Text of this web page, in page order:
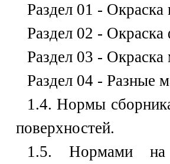
Раздел 01 -
Раздел 02 - Окраска
Раздел 03 - Окраска
Раздел 04 - Разные
1.4. Нормы
поверхностей.
1.5. Нормами на